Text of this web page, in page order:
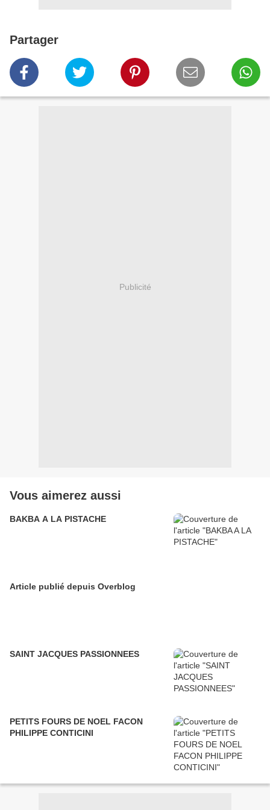
Partager
Publicité
Vous aimerez aussi
BAKBA A LA PISTACHE
Article publié depuis Overblog
SAINT JACQUES PASSIONNEES
PETITS FOURS DE NOEL FACON
PHILIPPE CONTICINI